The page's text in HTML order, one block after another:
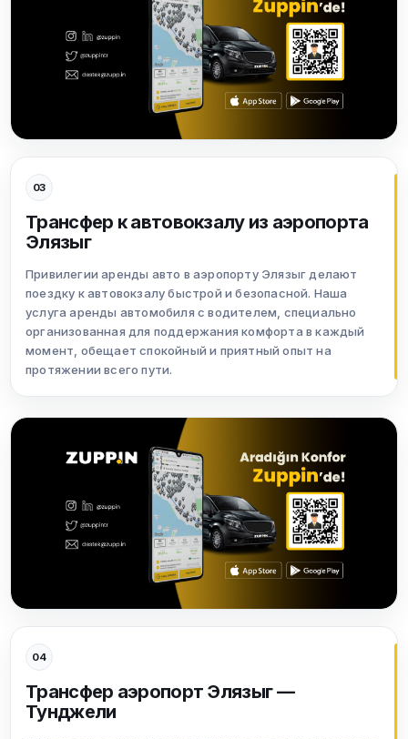
03
Трансфер к автовокзалу из аэропорта
Элязыг
Привилегии аренды авто в аэропорту Элязыг делают
поездку к автовокзалу быстрой и безопасной. Наша
услуга аренды автомобиля с водителем, специально
организованная для поддержания комфорта в каждый
момент, обещает спокойный и приятный опыт на
протяжении всего пути.
04
Трансфер аэропорт Элязыг —
Тунджели